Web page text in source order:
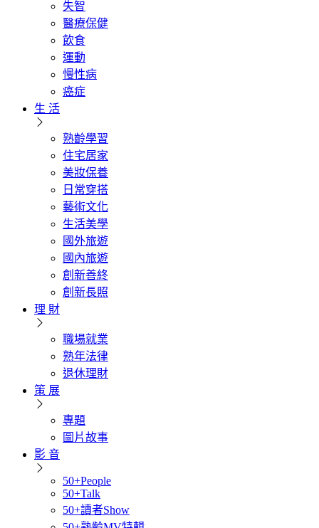
失智
醫療保健
飲食
運動
慢性病
癌症
生 活
熟齡學習
住宅居家
美妝保養
日常穿搭
藝術文化
生活美學
國外旅遊
國內旅遊
創新善終
創新長照
理 財
職場就業
熟年法律
退休理財
策 展
專題
圖片故事
影 音
50+People
50+Talk
50+讀者Show